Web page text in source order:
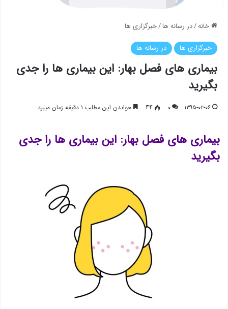
خانه/در رسانه ها/خبرگزاری ها
خبرگزاری ها در رسانه ها
بیماری های فصل بهار: این بیماری ها را جدی
بگیرید
۱۳۹۵-۰۲-۰۶ ۰ 44 خواندن این مطلب ۱ دقیقه زمان میبرد
بیماری های فصل بهار: این بیماری ها را جدی
بگیرید